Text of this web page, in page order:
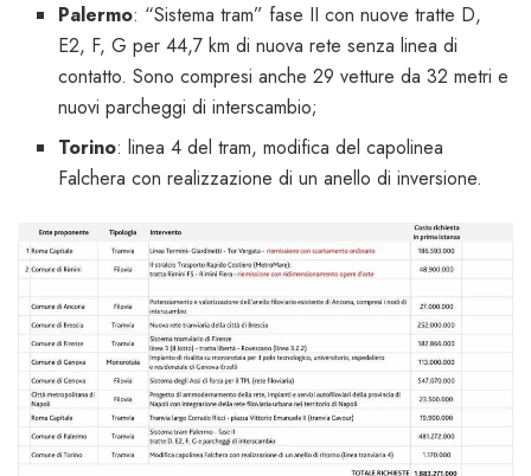
Palermo: “Sistema tram” fase II con nuove tratte D,
E2, F, G per 44,7 km di nuova rete senza linea di
contatto. Sono compresi anche 29 vetture da 32 metri e
nuovi parcheggi di interscambio;
Torino: linea 4 del tram, modifica del capolinea
Falchera con realizzazione di un anello di inversione.